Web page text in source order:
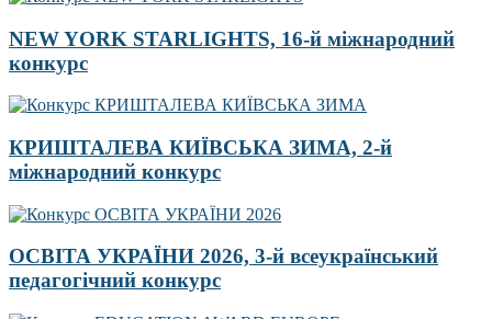
NEW YORK STARLIGHTS, 16-й міжнародний
конкурс
КРИШТАЛЕВА КИЇВСЬКА ЗИМА, 2-й
міжнародний конкурс
ОСВІТА УКРАЇНИ 2026, 3-й всеукраїнський
педагогічний конкурс